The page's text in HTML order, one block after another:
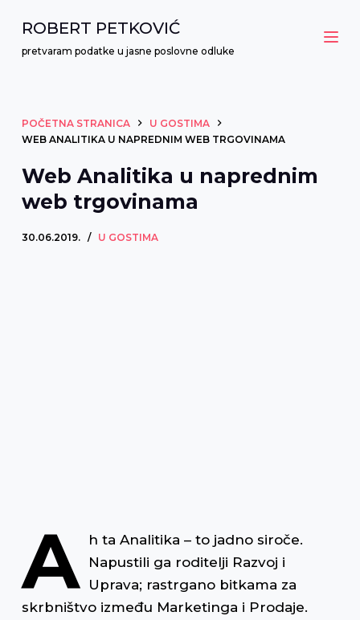
P
o
n
s
ROBERT PETKOVIĆ
pretvaram podatke u jasne poslovne odluke
POČETNA STRANICA
U GOSTIMA
WEB ANALITIKA U NAPREDNIM WEB TRGOVINAMA
Web Analitika u naprednim
web trgovinama
30.06.2019. U GOSTIMA
A
h ta Analitika – to jadno siroče.
Napustili ga roditelji Razvoj i
Uprava; rastrgano bitkama za
skrbništvo između Marketinga i Prodaje.